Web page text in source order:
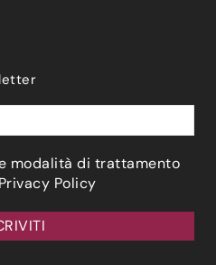
modalità di trattamento
Privacy Policy